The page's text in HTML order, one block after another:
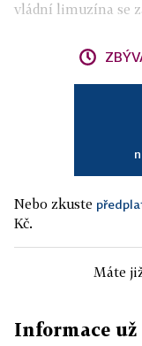
vládní limuzína se
Nebo zkuste
Kč.
Máte
Informace už